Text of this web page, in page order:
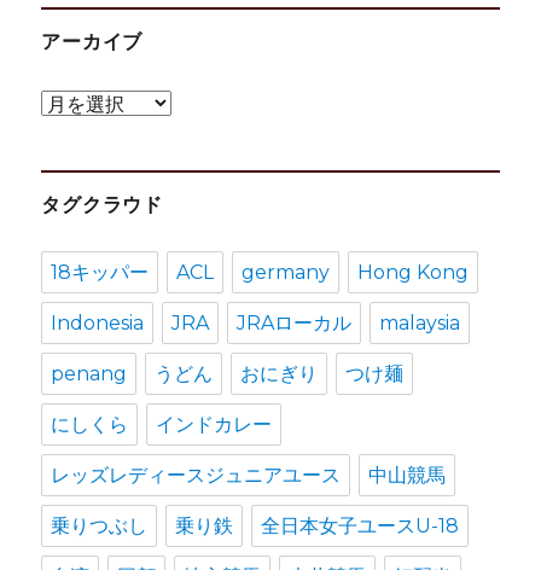
アーカイブ
ア
カ
イ
タグクラウド
18キッパー ACL germany Hong Kong
Indonesia JRA JRAローカル malaysia
penang うどん おにぎり つけ麺
にしくら インドカレー
レッズレディースジュニアユース 中山競馬
乗りつぶし 乗り鉄 全日本女子ユースU-18